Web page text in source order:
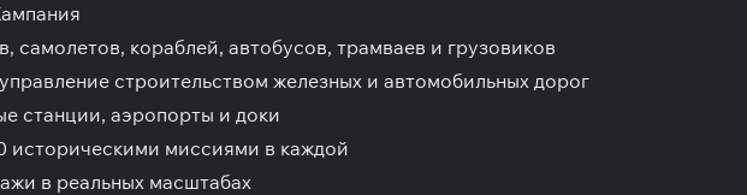
самолетов, кораблей, автобусов, трамваев и грузовиков
строительством железных и автомобильных дорог
станции, аэропорты и доки
историческими миссиями в каждой
в реальных масштабах